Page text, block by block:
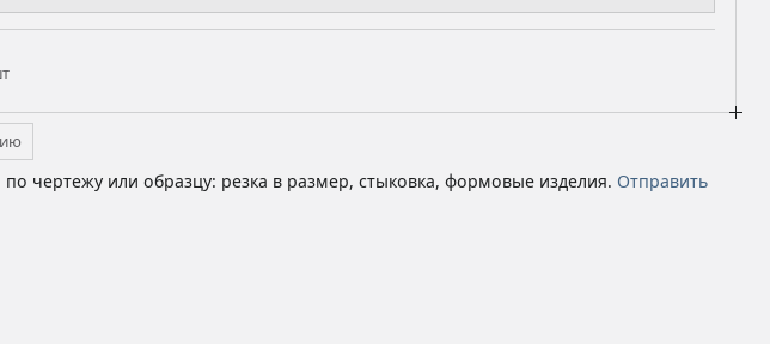
чертежу или образцу: резка в размер, стыковка, формовые изделия. Отправить